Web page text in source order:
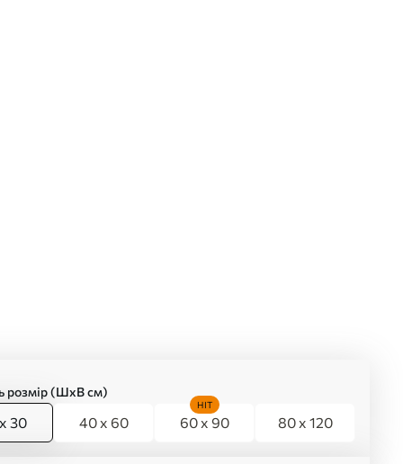
розмір (ШхВ см)
30 40 x 60 60 x 90
HIT
80 x 120